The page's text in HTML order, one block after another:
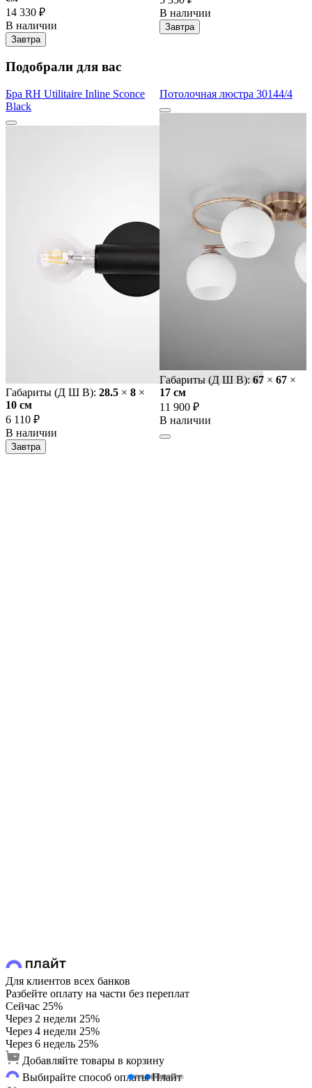
14 330 ₽
В наличии
Завтра
В наличии
Завтра
Подобрали для вас
Бра RH Utilitaire Inline Sconce
Black
Габариты (Д Ш В): 28.5 × 8 ×
10 cм
6 110 ₽
В наличии
Завтра
Потолочная люстра 30144/4
Габариты (Д Ш В): 67 × 67 ×
17 cм
11 900 ₽
В наличии
Для клиентов всех банков
Разбейте оплату на части без переплат
Сейчас 25%
Через 2 недели 25%
Через 4 недели 25%
Через 6 недель 25%
Добавляйте товары в корзину
Выбирайте способ оплаты Плайт